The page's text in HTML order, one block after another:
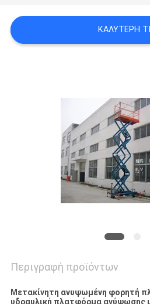
SITEMAP
ΚΑΛΎΤΕΡΗ
Περιγραφή προϊόντων
Μετακίνητη ανυψωμένη φορητή
υδραυλική πλατφόρμα ανύψωσης